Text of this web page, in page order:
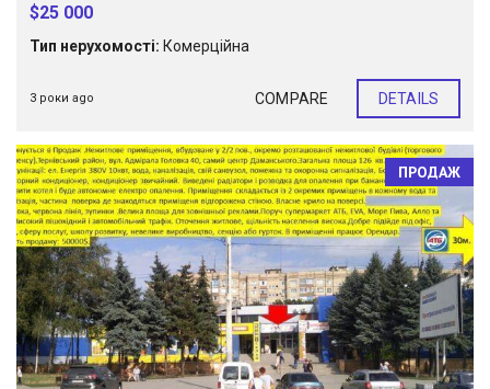
$25 000
Тип нерухомості: Комерційна
3 роки ago COMPARE DETAILS
ПРОДАЖ